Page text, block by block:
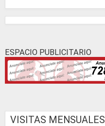
ESPACIO PUBLICITARIO
VISITAS MENSUALES